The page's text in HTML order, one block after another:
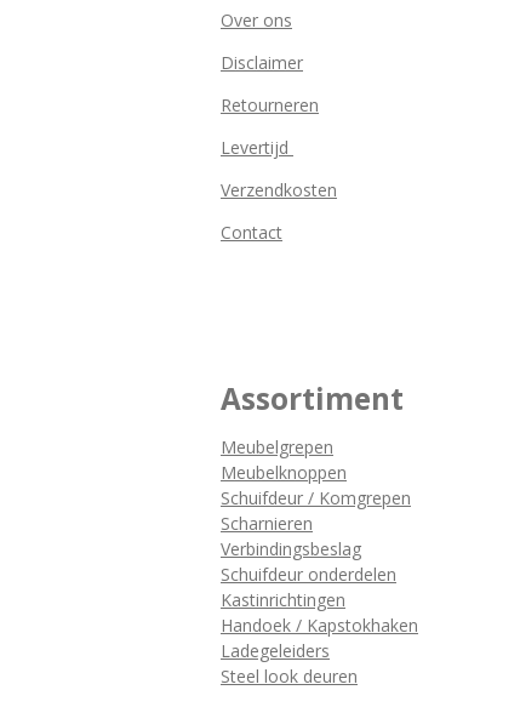
Over ons
Disclaimer
Retourneren
Levertijd
Verzendkosten
Contact
Assortiment
Meubelgrepen
Meubelknoppen
Schuifdeur / Komgrepen
Scharnieren
Verbindingsbeslag
Schuifdeur onderdelen
Kastinrichtingen
Handoek / Kapstokhaken
Ladegeleiders
Steel look deuren